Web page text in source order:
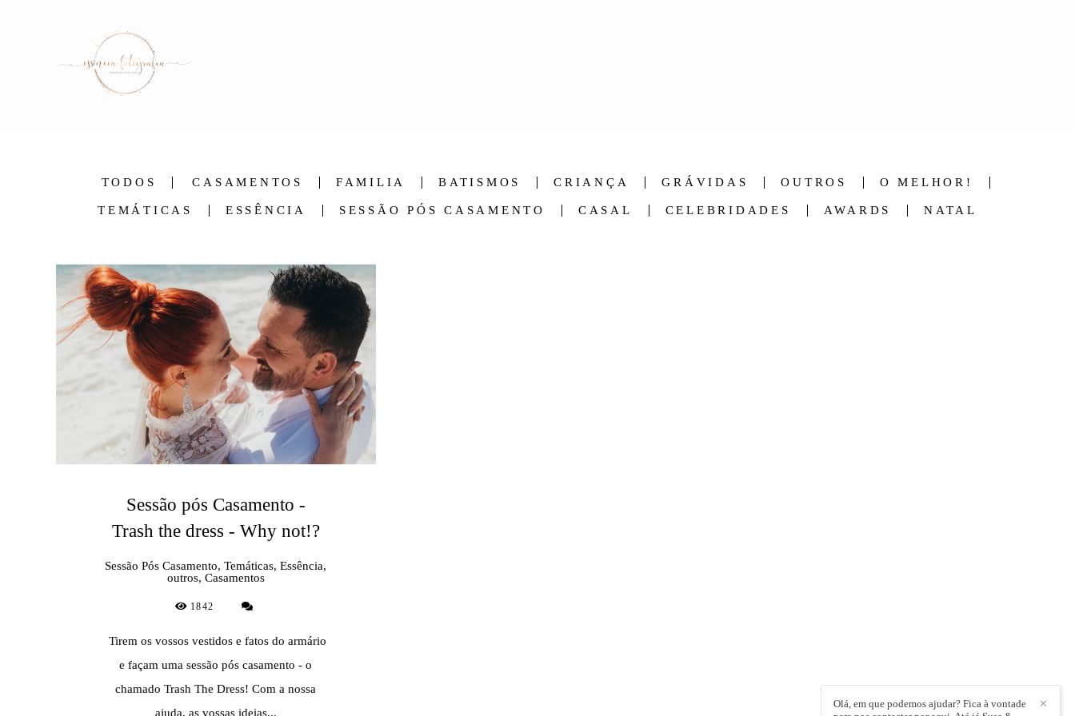
TODOS CASAMENTOS FAMILIA BATISMOS CRIANÇA GRÁVIDAS OUTROS O MELHOR!
TEMÁTICAS ESSÊNCIA SESSÃO PÓS CASAMENTO CASAL CELEBRIDADES AWARDS NATAL
Sessão pós Casamento -
Trash the dress - Why not!?
Sessão Pós Casamento, Temáticas, Essência,
outros, Casamentos
1842
Tirem os vossos vestidos e fatos do armário
e façam uma sessão pós casamento - o
chamado Trash The Dress! Com a nossa
ajuda, as vossas ideias...
✕
Olá, em que podemos ajudar? Fica à vontade